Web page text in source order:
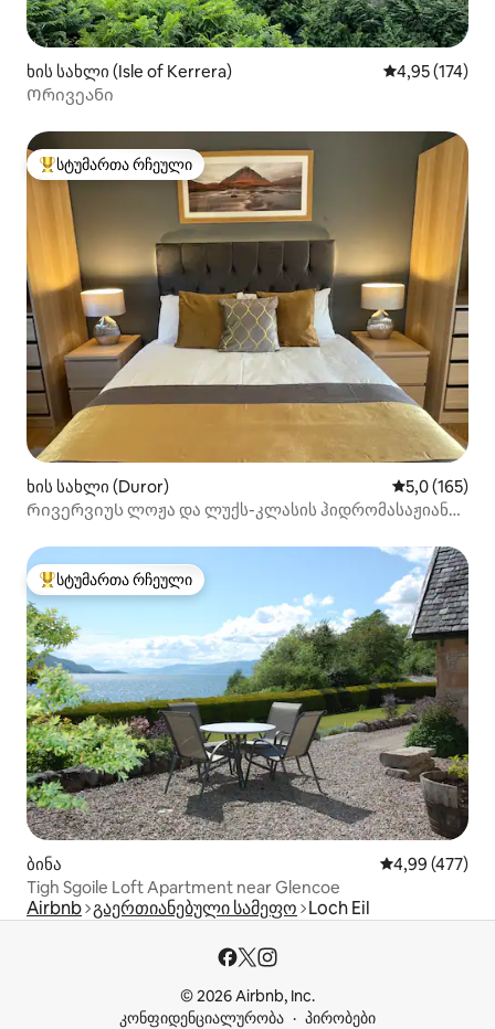
ხის სახლი (Isle of Kerrera) საშუალო
4,95 (174)
Ორივეანი
სტუმართა რჩეული მოწინავე ვარიანტი
სტუმართა რჩეული
ხის სახლი (Duror) საშუალო
5,0 (165)
Რივერვიუს ლოჟა და ლუქს-კლასის ჰიდრომასაჟიანი
სტუმართა რჩეული მოწინავე ვარიანტი
სტუმართა რჩეული
ბინა საშუალო
4,99 (477)
Tigh Sgoile Loft Apartment near Glencoe
Airbnb გაერთიანებული სამეფო Loch Eil
© 2026 Airbnb, Inc.
კონფიდენციალურობა
პირობები